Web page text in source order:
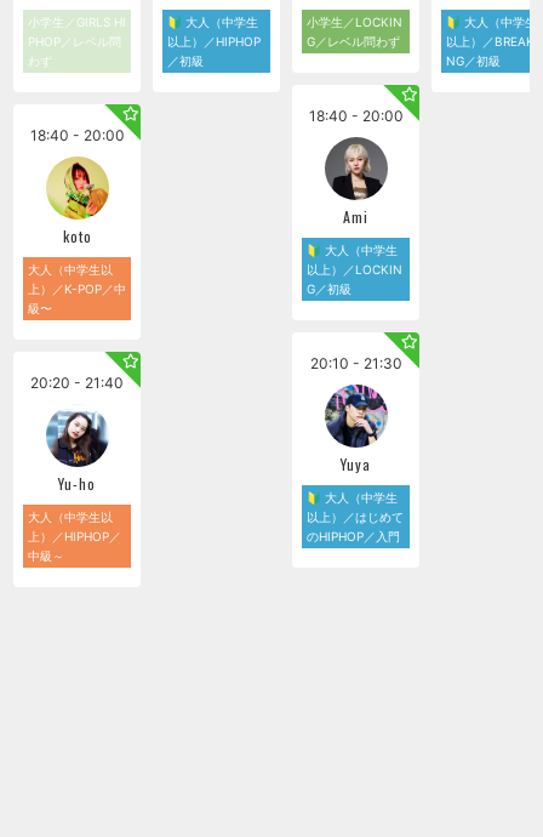
小学生／GIRLS HI
PHOP／レベル問
わず
18:40 - 20:00
koto
大人（中学生以
上）／K-POP／中
級〜
20:20 - 21:40
Yu-ho
大人（中学生以
上）／HIPHOP／
中級～
🔰 大人（中学生
以上）／HIPHOP
／初級
小学生／LOCKIN
G／レベル問わず
18:40 - 20:00
Ami
🔰 大人（中学生
以上）／LOCKIN
G／初級
20:10 - 21:30
Yuya
🔰 大人（中学生
以上）／はじめて
のHIPHOP／入門
🔰 大人（中学生
以上）／BREAKI
NG／初級